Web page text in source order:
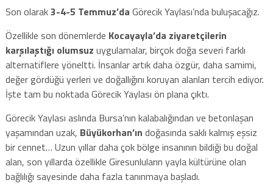
Son olarak3-4-5 Temmuz’da Görecik Yaylası’nda buluşacağız.
Özellikle son dönemlerde Kocayayla’da ziyaretçilerin
karşılaştığı olumsuz uygulamalar, birçok doğa severi farklı
alternatiflere yöneltti. İnsanlar artık daha özgür, daha samimi,
değer gördüğü yerleri ve doğallığını koruyan alanları tercih ediyor.
İşte tam bu noktada Görecik Yaylası ön plana çıktı.
Görecik Yaylası aslında Bursa’nın kalabalığından ve betonlaşan
yaşamından uzak, Büyükorhan’ın doğasında saklı kalmış eşsiz
bir cennet… Uzun yıllar daha çok bölge insanının bildiği bu doğal
alan, son yıllarda özellikle Giresunluların yayla kültürüne olan
bağlılığı sayesinde daha fazla tanınmaya başladı.